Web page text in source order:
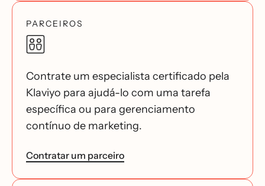
PARCEIROS
Contrate um especialista certificado pela
Klaviyo para ajudá-lo com uma tarefa
específica ou para gerenciamento
contínuo de marketing.
Contratar um parceiro